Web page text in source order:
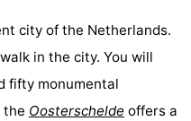
city of the Netherlands.
in the city. You will
fifty monumental
the Oosterschelde offers a